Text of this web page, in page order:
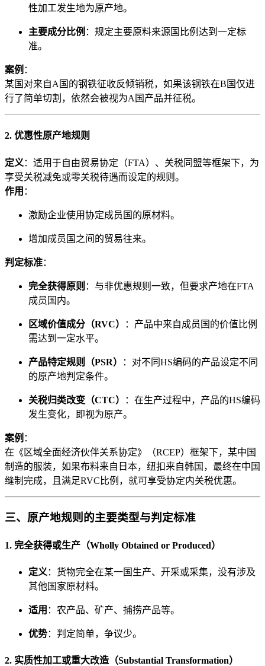
性加工发生地为原产地。
主要成分比例 ：规定主要原料来源国比例达到一定标
准。
案例 ：
某国对来自A国的钢铁征收反倾销税，如果该钢铁在B国仅进
行了简单切割，依然会被视为A国产品并征税。
2. 优惠性原产地规则
定义 ：适用于自由贸易协定（FTA）、关税同盟等框架下，为
享受关税减免或零关税待遇而设定的规则。
作用 ：
激励企业使用协定成员国的原材料。
增加成员国之间的贸易往来。
判定标准：
完全获得原则 ：与非优惠规则一致，但要求产地在FTA
成员国内。
区域价值成分（RVC）
：产品中来自成员国的价值比例
需达到一定水平。
产品特定规则（PSR）
：对不同HS编码的产品设定不同
的原产地判定条件。
关税归类改变（CTC）
：在生产过程中，产品的HS编码
发生变化，即视为原产。
案例 ：
在《区域全面经济伙伴关系协定》（RCEP）框架下，某中国
制造的服装，如果布料来自日本，纽扣来自韩国，最终在中国
缝制完成，且满足RVC比例，就可享受协定内关税优惠。
三、原产地规则的主要类型与判定标准
1. 完全获得或生产（Wholly Obtained or Produced）
定义 ：货物完全在某一国生产、开采或采集，没有涉及
其他国家原材料。
适用 ：农产品、矿产、捕捞产品等。
优势：判定简单，争议少。
2. 实质性加工或重大改造（Substantial Transformation）